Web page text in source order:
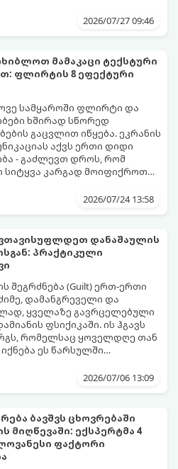
და ფსიქოლოგიური
მოითხოვს.
ეს პროცესი2026/07/27 09:46
მამაკაცი ტექსტური
ფლირტის 8 ეფექტური
სამყაროში ფლირტი და
ხშირად სწორედ
გაცვლით იწყება. ეკრანის
აქვს ერთი დიდი
- გაძლევთ დროს, რომ
კარგად მოიფიქროთ
და მოუთმენლად ელოდოს
2026/07/24 13:58
დანაშაულის
პრაქტიკული
შეგრძნება (Guilt) ერთ-ერთი
დამანგრეველი და
ყველაზე გავრცელებული
ფსიქიკაში. ის ჰგავს
რომელსაც ყოველდღე თან
ეს წარსულში
წევრებისთვის
მოთხოვნები
განცდა შიგნიდან ფიტავს
ართმევს მას აწმყოთი
გრძნობას აქვს თავისი
საზოგადოებრივი მორალური
როდესაც ეს ემოცია
იღებს, ის ნევროზულ,
იქცევა.
პრაქტიკულ, ფსიქოლოგიურ
თუ როგორ დაამუშაოთ
და
2026/07/06 13:09
ბავშვს ცხოვრებაში
მიღწევაში: ექსპერტმა 4
ფაქტორი